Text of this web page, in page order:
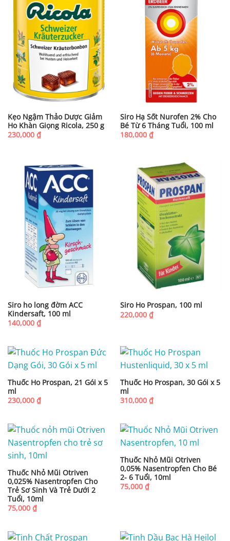
Kẹo Ngậm Thảo Dược Giảm
Ho Khàn Giọng Ricola, 250 g
230,000 ₫
Siro Hạ Sốt Nurofen 2% Cho
Bé Từ 6 Tháng Tuổi, 100 ml
180,000 ₫
Siro ho long đờm ACC
Kindersaft, 100 ml
140,000 ₫
Siro Ho Prospan, 100 ml
220,000 ₫
Thuốc Ho Prospan, 21 Gói x 5
ml
230,000 ₫
Thuốc Ho Prospan, 30 Gói x 5
ml
310,000 ₫
Thuốc Nhỏ Mũi Otriven
0,025% Nasentropfen Cho
Trẻ Sơ Sinh Và Trẻ Dưới 2
Tuổi, 10ml
75,000 ₫
Thuốc Nhỏ Mũi Otriven
0,05% Nasentropfen Cho Bé
2- 6 Tuổi, 10ml
75,000 ₫